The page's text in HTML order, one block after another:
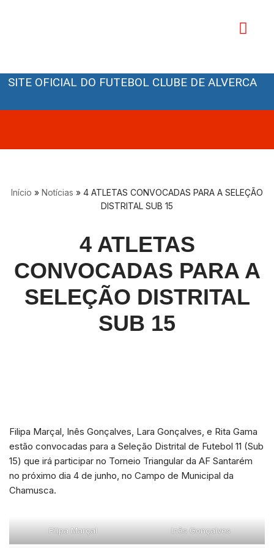
conteúdo
SITE OFICIAL DO FUTEBOL CLUBE DE ALVERCA
Início » Notícias » 4 ATLETAS CONVOCADAS PARA A SELEÇÃO
DISTRITAL SUB 15
4 ATLETAS
CONVOCADAS PARA A
SELEÇÃO DISTRITAL
SUB 15
Filipa Marçal, Inês Gonçalves, Lara Gonçalves, e Rita Gama
estão convocadas para a Seleção Distrital de Futebol 11 (Sub
15) que irá participar no Torneio Triangular da AF Santarém
no próximo dia 4 de junho, no Campo de Municipal da
Chamusca.
Filipa Marçal Inês Gonçalves